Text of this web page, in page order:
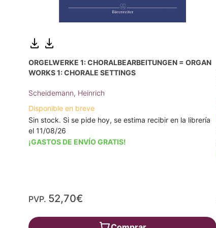
ORGELWERKE 1: CHORALBEARBEITUNGEN = ORGAN
WORKS 1: CHORALE SETTINGS
Scheidemann, Heinrich
Disponible en breve
Sin stock. Si se pide hoy, se estima recibir en la librería
el 11/08/26
¡GASTOS DE ENVÍO GRATIS!
PVP. 52,70€